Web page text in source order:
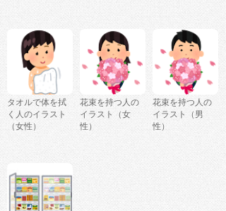
タオルで体を拭
く人のイラスト
（女性）
花束を持つ人の
イラスト（女
性）
花束を持つ人の
イラスト（男
性）